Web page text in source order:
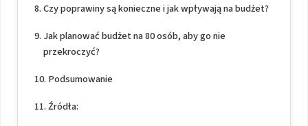
Czy poprawiny są konieczne i jak wpływają na budżet?
Jak planować budżet na 80 osób, aby go nie
przekroczyć?
Podsumowanie
Źródła: